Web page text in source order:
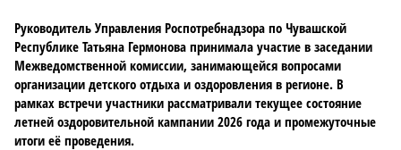
Руководитель Управления Роспотребнадзора по Чувашской
Республике Татьяна Гермонова принимала участие в заседании
Межведомственной комиссии, занимающейся вопросами
организации детского отдыха и оздоровления в регионе. В
рамках встречи участники рассматривали текущее состояние
летней оздоровительной кампании 2026 года и промежуточные
итоги её проведения.